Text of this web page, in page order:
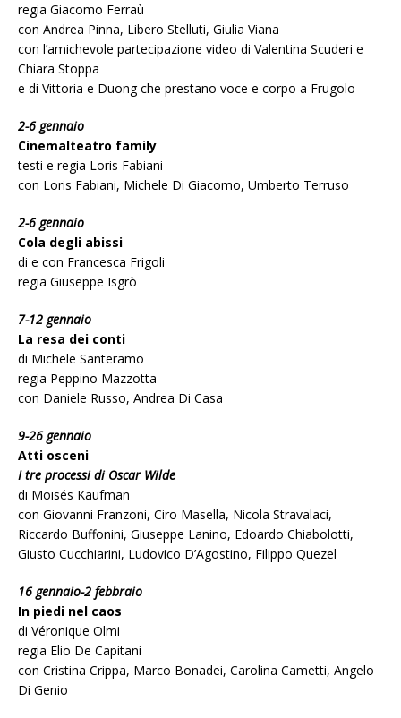
regia Giacomo Ferraù
con Andrea Pinna, Libero Stelluti, Giulia Viana
con l’amichevole partecipazione video di Valentina Scuderi e
Chiara Stoppa
e di Vittoria e Duong che prestano voce e corpo a Frugolo
2-6 gennaio
Cinemalteatro family
testi e regia Loris Fabiani
con Loris Fabiani, Michele Di Giacomo, Umberto Terruso
2-6 gennaio
Cola degli abissi
di e con Francesca Frigoli
regia Giuseppe Isgrò
7-12 gennaio
La resa dei conti
di Michele Santeramo
regia Peppino Mazzotta
con Daniele Russo, Andrea Di Casa
9-26 gennaio
Atti osceni
I tre processi di Oscar Wilde
di Moisés Kaufman
con Giovanni Franzoni, Ciro Masella, Nicola Stravalaci,
Riccardo Buffonini, Giuseppe Lanino, Edoardo Chiabolotti,
Giusto Cucchiarini, Ludovico D’Agostino, Filippo Quezel
16 gennaio-2 febbraio
In piedi nel caos
di Véronique Olmi
regia Elio De Capitani
con Cristina Crippa, Marco Bonadei, Carolina Cametti, Angelo
Di Genio